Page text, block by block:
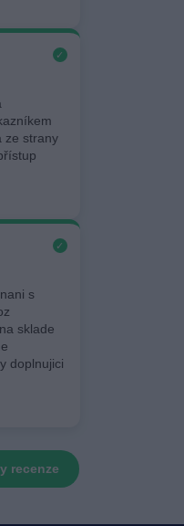
✓
ze strany
✓
s
sklade
doplnujici
recenze